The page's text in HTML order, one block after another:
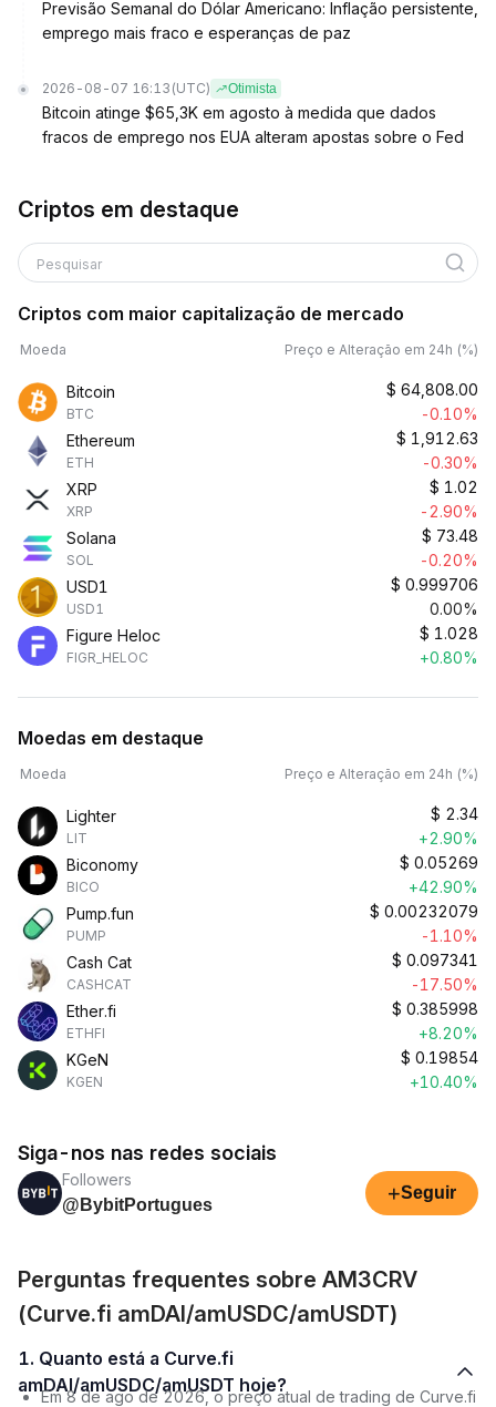
Previsão Semanal do Dólar Americano: Inflação persistente,
emprego mais fraco e esperanças de paz
2026-08-07 16:13 (UTC) Otimista
Bitcoin atinge $65,3K em agosto à medida que dados
fracos de emprego nos EUA alteram apostas sobre o Fed
Criptos em destaque
Pesquisar
Criptos com maior capitalização de mercado
Moeda Preço e Alteração em 24h (%)
Bitcoin
BTC
$ 64,808.00
-0.10%
Ethereum
ETH
$ 1,912.63
-0.30%
XRP
XRP
$ 1.02
-2.90%
Solana
SOL
$ 73.48
-0.20%
USD1
USD1
$ 0.999706
0.00%
Figure Heloc
FIGR_HELOC
$ 1.028
+0.80%
Moedas em destaque
Moeda Preço e Alteração em 24h (%)
Lighter
LIT
$ 2.34
+2.90%
Biconomy
BICO
$ 0.05269
+42.90%
Pump.fun
PUMP
$ 0.00232079
-1.10%
Cash Cat
CASHCAT
$ 0.097341
-17.50%
Ether.fi
ETHFI
$ 0.385998
+8.20%
KGeN
KGEN
$ 0.19854
+10.40%
Siga-nos nas redes sociais
Followers
@BybitPortugues
+Seguir
Perguntas frequentes sobre AM3CRV
(Curve.fi amDAI/amUSDC/amUSDT)
1. Quanto está a Curve.fi
amDAI/amUSDC/amUSDT hoje?
Em 8 de ago de 2026, o preço atual de trading de Curve.fi